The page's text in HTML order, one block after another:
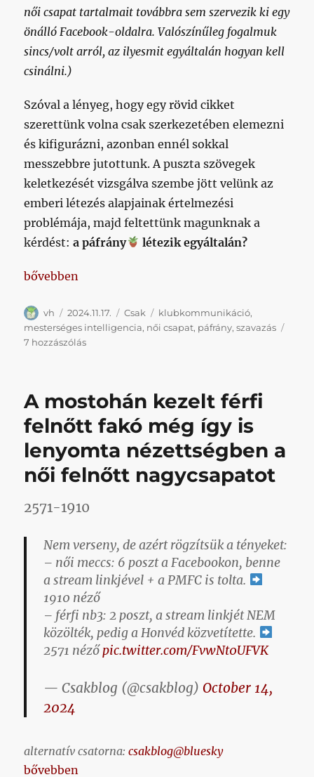
női csapat tartalmait továbbra sem szervezik ki egy
önálló Facebook-oldalra. Valószínűleg fogalmuk
sincs/volt arról, az ilyesmit egyáltalán hogyan kell
csinálni.)
Szóval a lényeg, hogy egy rövid cikket
szerettünk volna csak szerkezetében elemezni
és kifigurázni, azonban ennél sokkal
messzebbre jutottunk. A puszta szövegek
keletkezését vizsgálva szembe jött velünk az
emberi létezés alapjainak értelmezési
problémája, majd feltettünk magunknak a
kérdést:a páfrány létezik egyáltalán?
„A hétvége kérdése: a páfrány
bővebben
Szerző
vh Közzétéve
2024.11.17. Kategória
Csak Címke
klubkommunikáció,
mesterséges intelligencia, női csapat, páfrány,szavazás
7 hozzászólásA
páfrány
egy
természetes
vagy
egy
intelligencia?
A mostohán kezelt férfi
felnőtt fakó még így is
lenyomta nézettségben a
női felnőtt nagycsapatot
2571-1910
Nem verseny, de azért rögzítsük a tényeket:
– női meccs: 6 poszt a Facebookon, benne
a stream linkjével + a PMFC is tolta.
1910 néző
– férfi nb3: 2 poszt, a stream linkjét NEM
közölték, pedig a Honvéd közvetítette.
2571 nézőpic.twitter.com/FvwNt0UFVK
— Csakblog (@csakblog) October 14,
2024
alternatív csatorna:csakblog@bluesky
„A mostohán kezelt férfi felnőtt fakó még így is
bővebben